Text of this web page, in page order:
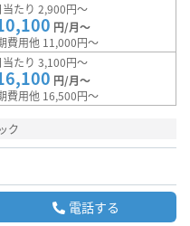
当たり 2,900円～
円/月～
費用他 11,000円～
当たり 3,100円～
円/月～
費用他 16,500円～
ク
電話する